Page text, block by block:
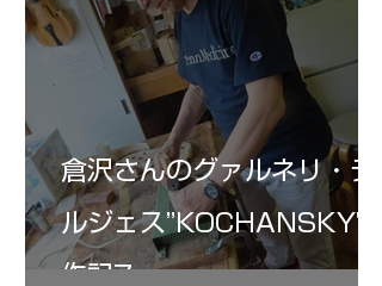
倉沢さんのグァルネリ・デ
ルジェス”KOCHANSKY"制
作記7